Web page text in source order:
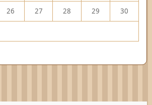
26 27 28 29 30